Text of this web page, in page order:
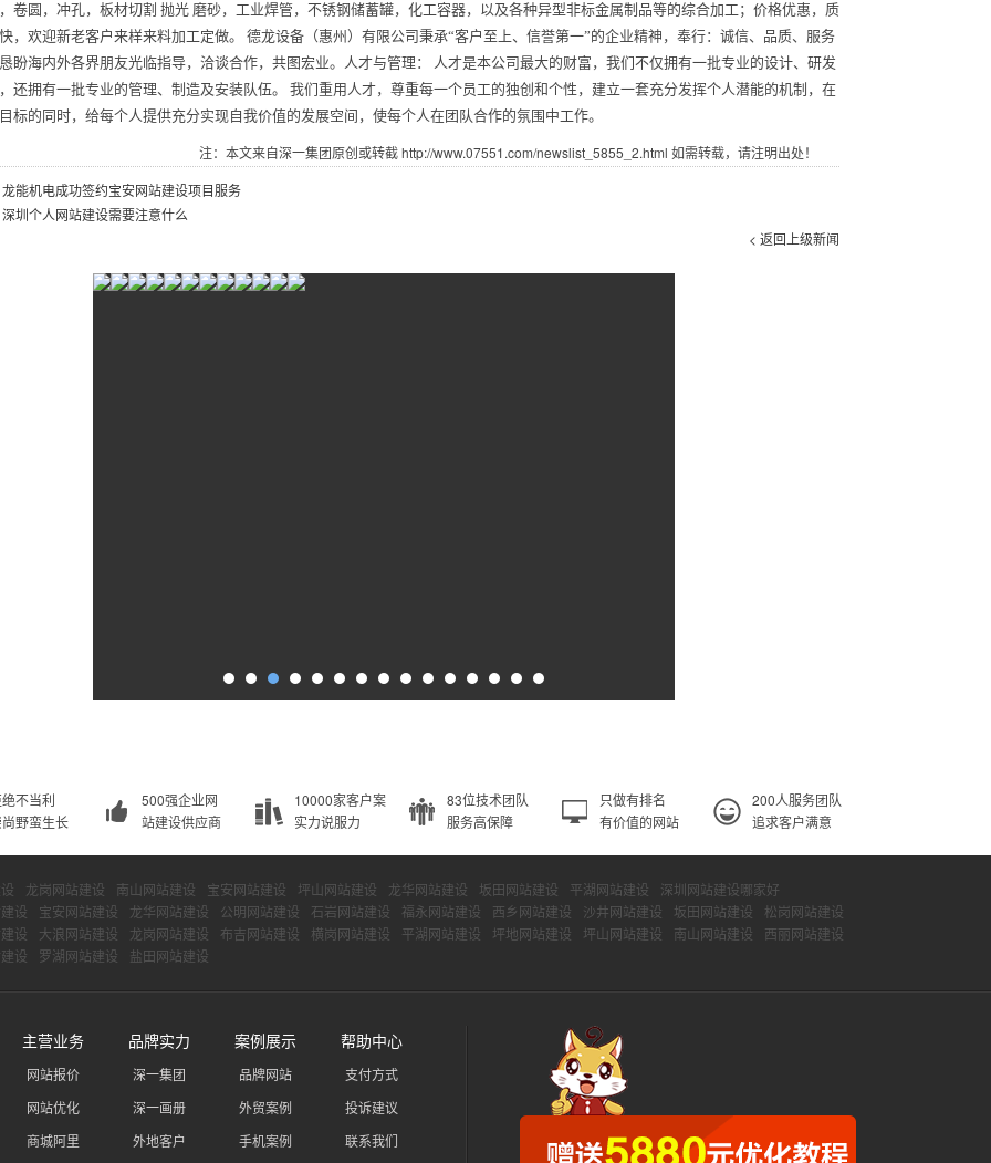
卷圆，冲孔，板材切割 抛光 磨砂，工业焊管，不锈钢储蓄罐，化工容器，以及各种异型非标金属制品等的综合加工；价格优惠，质
，欢迎新老客户来样来料加工定做。 德龙设备（惠州）有限公司秉承“客户至上、信誉第一”的企业精神，奉行：诚信、品质、服务
盼海内外各界朋友光临指导，洽谈合作，共图宏业。人才与管理： 人才是本公司最大的财富，我们不仅拥有一批专业的设计、研发
还拥有一批专业的管理、制造及安装队伍。 我们重用人才，尊重每一个员工的独创和个性，建立一套充分发挥个人潜能的机制，在
标的同时，给每个人提供充分实现自我价值的发展空间，使每个人在团队合作的氛围中工作。
注：本文来自深一集团原创或转截 http://www.07551.com/newslist_5855_2.html 如需转载，请注明出处！
龙能机电成功签约宝安网站建设项目服务
深圳个人网站建设需要注意什么
< 返回上级新闻
不当利
尚野蛮生长
500强企业网
站建设供应商
10000家客户案
实力说服力
83位技术团队
服务高保障
只做有排名
有价值的网站
200人服务团队
追求客户满意
龙岗网站建设 南山网站建设 宝安网站建设 坪山网站建设 龙华网站建设 坂田网站建设 平湖网站建设
深圳网站建设哪家好
设 宝安网站建设 龙华网站建设 公明网站建设 石岩网站建设 福永网站建设 西乡网站建设 沙井网站建设 坂田网站建设
松岗网站建设
设 大浪网站建设 龙岗网站建设 布吉网站建设 横岗网站建设 平湖网站建设 坪地网站建设 坪山网站建设 南山网站建设
西丽网站建设
设 罗湖网站建设 盐田网站建设
主营业务
网站报价
网站优化
商城阿里
品牌实力
深一集团
深一画册
外地客户
案例展示
品牌网站
外贸案例
手机案例
帮助中心
支付方式
投诉建议
联系我们